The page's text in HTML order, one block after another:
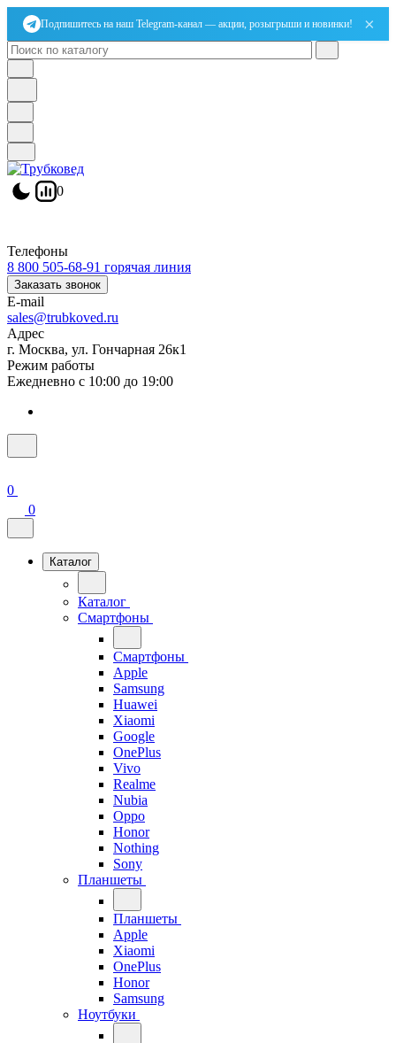
Подпишитесь на наш Telegram-канал — акции, розыгрыши и новинки! ×
0
Телефоны
8 800 505-68-91 горячая линия
Заказать звонок
E-mail
sales@trubkoved.ru
Адрес
г. Москва, ул. Гончарная 26к1
Режим работы
Ежедневно с 10:00 до 19:00
0
0
Каталог
Каталог
Смартфоны
Смартфоны
Apple
Samsung
Huawei
Xiaomi
Google
OnePlus
Vivo
Realme
Nubia
Oppo
Honor
Nothing
Sony
Планшеты
Планшеты
Apple
Xiaomi
OnePlus
Honor
Samsung
Ноутбуки